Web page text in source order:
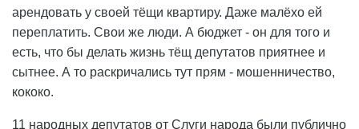
арендовать у своей тёщи квартиру. Даже малёхо ей
переплатить. Свои же люди. А бюджет - он для того и
есть, что бы делать жизнь тёщ депутатов приятнее и
сытнее. А то раскричались тут прям - мошенничество,
кококо.
11 народных депутатов от Слуги народа были публично